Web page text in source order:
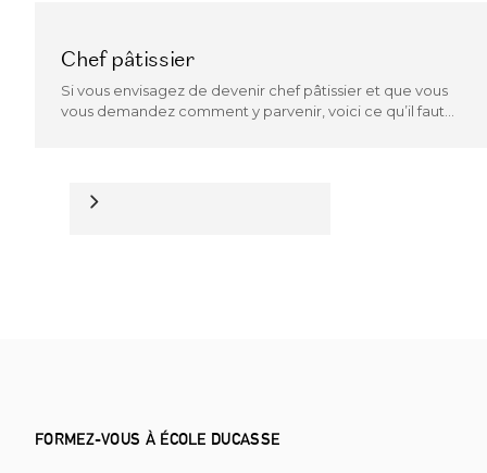
Chef pâtissier
Si vous envisagez de devenir chef pâtissier et que vous
vous demandez comment y parvenir, voici ce qu’il faut
FORMEZ-VOUS À ÉCOLE DUCASSE